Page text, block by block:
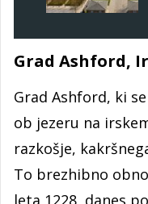
Grad Ashford,
Grad Ashford, ki
ob jezeru na
razkošje,
To brezhibno
leta 1228, danes